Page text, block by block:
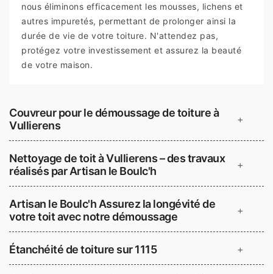
nous éliminons efficacement les mousses, lichens et
autres impuretés, permettant de prolonger ainsi la
durée de vie de votre toiture. N'attendez pas,
protégez votre investissement et assurez la beauté
de votre maison.
Couvreur pour le démoussage de toiture à
Vullierens
+
Nettoyage de toit à Vullierens – des travaux
réalisés par Artisan le Boulc'h
+
Artisan le Boulc'h Assurez la longévité de
votre toit avec notre démoussage
+
Étanchéité de toiture sur 1115 +